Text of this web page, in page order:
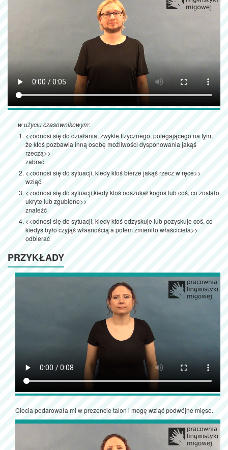
w użyciu czasownikowym:
<<odnosi się do działania, zwykle fizycznego, polegającego na tym,
że ktoś pozbawia inną osobę możliwości dysponowania jakąś
rzeczą>>
zabrać
<<odnosi się do sytuacji, kiedy ktoś bierze jakąś rzecz w ręce>>
wziąć
<<odnosi się do sytuacji,kiedy ktoś odszukał kogoś lub coś, co zostało
ukryte lub zgubione>>
znaleźć
<<odnosi się do sytuacji, kiedy ktoś odzyskuje lub pozyskuje coś, co
kiedyś było czyjąś własnością a potem zmieniło właściciela>>
odbierać
PRZYKŁADY
Ciocia podarowała mi w prezencie talon i mogę wziąć podwójne mięso.